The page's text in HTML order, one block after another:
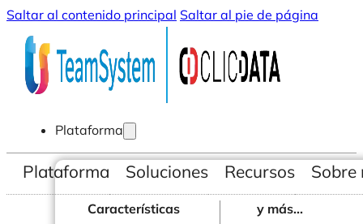
Saltar al contenido principal Saltar al pie de página
Plataforma
Características
y más...
Plataforma Soluciones Recursos Sobre